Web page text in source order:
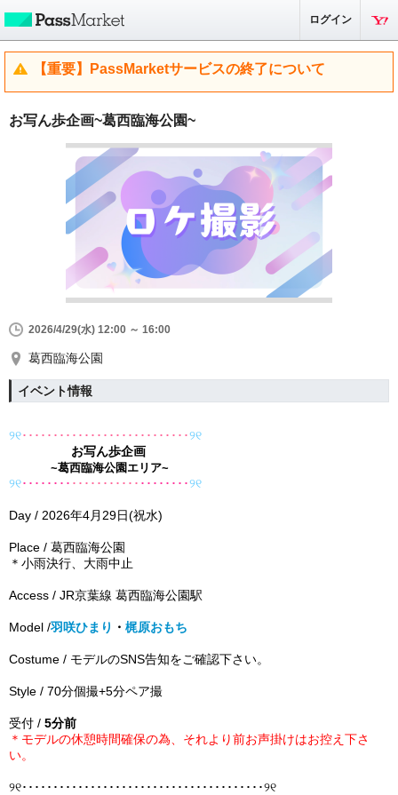
ログイン
【重要】PassMarketサービスの終了について
お写ん歩企画~葛西臨海公園~
2026/4/29(水) 12:00 ～ 16:00
葛西臨海公園
イベント情報
୨୧･･････ ･ ･ ･ ･ ･ ･ ･ ･･ ･ ･ ･ ･･ ･ ･ ･ ･･ ･･୨୧
お写ん歩企画
~葛西臨海公園エリア~
୨୧･･･ ･･･ ･･ ･ ･ ･ ･ ･ ･ ･･ ･ ･ ･ ･ ･ ･･ ･ ･･･୨୧
Day︎ / 2026年4月29日(祝水)
Place / 葛西臨海公園
＊小雨決行、大雨中止
Access / JR京葉線 葛西臨海公園駅
Model︎ /羽咲ひまり ・ 梶原おもち
Costume︎ / モデルのSNS告知をご確認下さい。
Style︎ / 70分個撮+5分ペア撮
受付 / 5分前
＊ モデルの休憩時間確保の為、 それより前お声掛けはお控え下さ
い。
୨୧･････････････････ ････ ･････ ･･･ ･･ ････ ････୨୧